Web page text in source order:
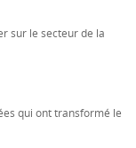
sur le secteur de la
qui ont transformé le